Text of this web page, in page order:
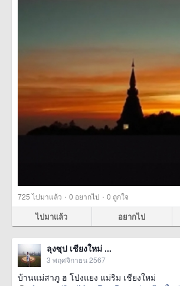
725ไปมาแล้ว · 0 อยากไป · 0 ถูกใจ
ไปมาแล้ว อยากไป
ลุงซุป เชียงใหม่ ...
3 พฤศจิกายน 2567
บ้านแม่สาภู ฮ โป่งแยง แม่ริม เชียงใหม่